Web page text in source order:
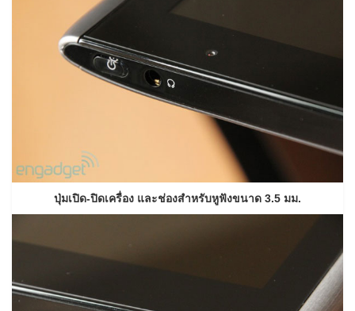
ปุ่มเปิด-ปิดเครื่อง และช่องสำหรับหูฟังขนาด 3.5 มม.